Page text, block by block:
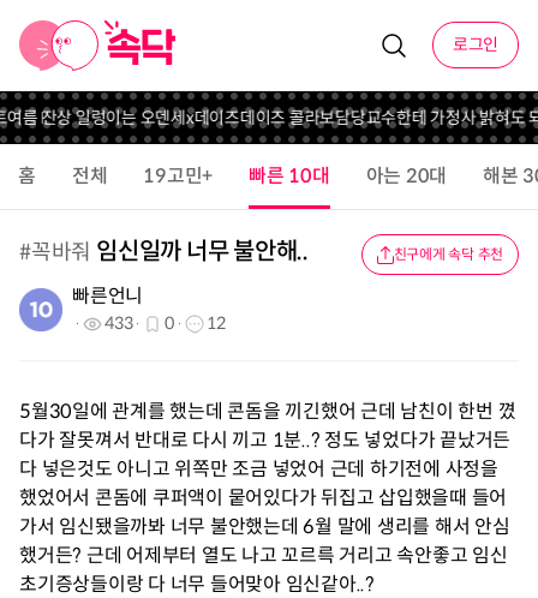
로그인
름 잔상 일렁이는 오덴세x데이즈데이즈 콜라보담당교수한테 가정사 밝혀도
홈 전체 19고민+ 빠른 10대 아는 20대 해본
#꼭바줘 임신일까 너무 불안해.. 친구에게 속닥 추천
빠른언니
433 0 12
5월30일에 관계를 했는데 콘돔을 끼긴했어 근데 남친이 한번 꼈
다가 잘못껴서 반대로 다시 끼고 1분..? 정도 넣었다가 끝났거든
다 넣은것도 아니고 위쪽만 조금 넣었어 근데 하기전에 사정을
했었어서 콘돔에 쿠퍼액이 뭍어있다가 뒤집고 삽입했을때 들어
가서 임신됐을까봐 너무 불안했는데 6월 말에 생리를 해서 안심
했거든? 근데 어제부터 열도 나고 꼬르륵 거리고 속안좋고 임신
초기증상들이랑 다 너무 들어맞아 임신같아..?